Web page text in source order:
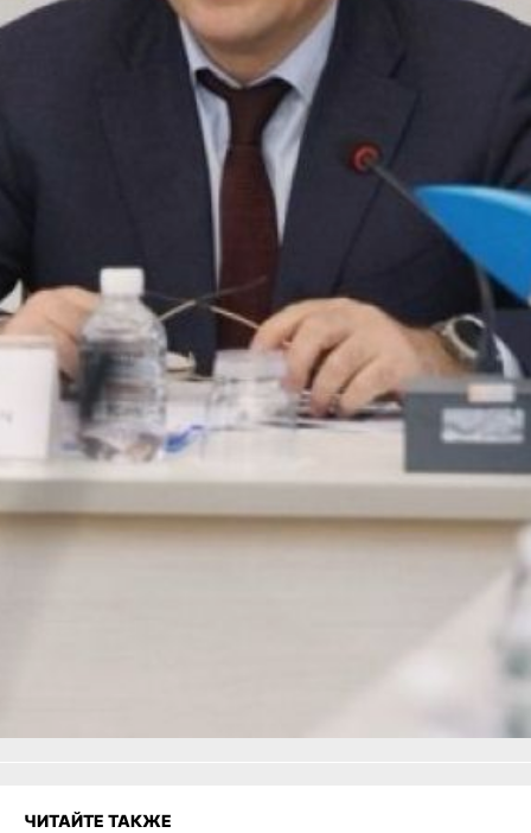
власти.
Оксана Кожемяко, председатель
краевой Общественной палаты,
подчеркнула, что подобное
соглашение заключается
впервые. Она также отметила,
что подобное взаимодействие
общественных организаций
свидетельствует о зрелости
палата Хабаровского края была
создана в 2012 году, а её
действующий состав был
сформирован в прошлом году.
Общественная палата города
Хабаровска образована в 2020
году.
Инфляция в Хабаровском крае
замедляется
ВКонтакте,
Одноклассники, Телеграм
или
ЧИТАЙТЕ ТАКЖЕ